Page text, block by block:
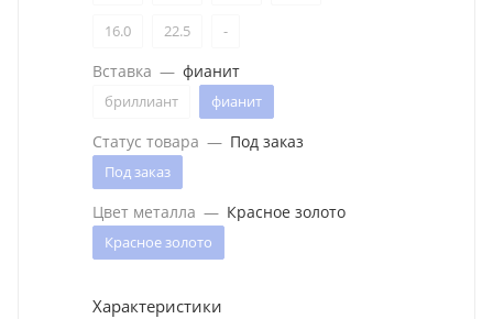
16.0 22.5 -
Вставка — фианит
бриллиант фианит
Статус товара — Под заказ
Под заказ
Цвет металла — Красное золото
Красное золото
Характеристики